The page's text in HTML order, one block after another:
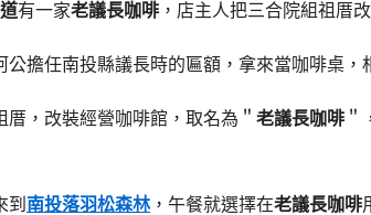
有一家老議長咖啡 ，店主人把三合院組祖厝
公擔任南投縣議長時的匾額，拿來當咖啡桌，
厝，改裝經營咖啡館，取名為＂ 老議長咖啡 ＂
到 南投落羽松森林，午餐就選擇在老議長咖啡